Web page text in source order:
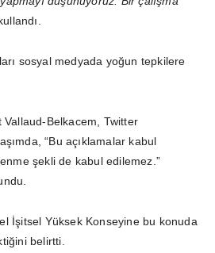
sosyal medyada yoğun tepkilere
Vallaud-Belkacem, Twitter
“Bu açıklamalar kabul
şekli de kabul edilemez.”
İşitsel Yüksek Konseyine bu konuda
belirtti.